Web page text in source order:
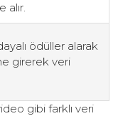
alır.
ödüller alarak
girerek veri
gibi farklı veri